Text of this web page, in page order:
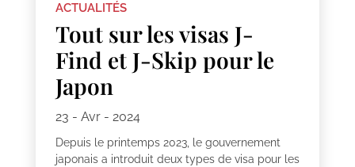
ACTUALITÉS
Tout sur les visas J-
Find et J-Skip pour le
Japon
23 - Avr - 2024
Depuis le printemps 2023, le gouvernement
japonais a introduit deux types de visa pour les